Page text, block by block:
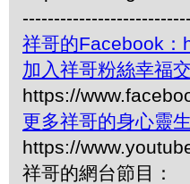
祥哥的Facebook
加入祥哥粉絲幸福
https://
更多祥哥的身心靈
https://
祥哥的網台節目：